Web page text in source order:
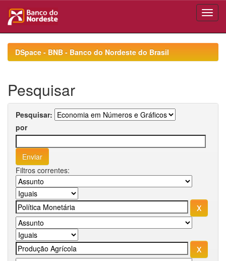
navigationDSpace - BNB - Banco do Nordeste do Brasil
Pesquisar
Pesquisar:
por
Filtros correntes: